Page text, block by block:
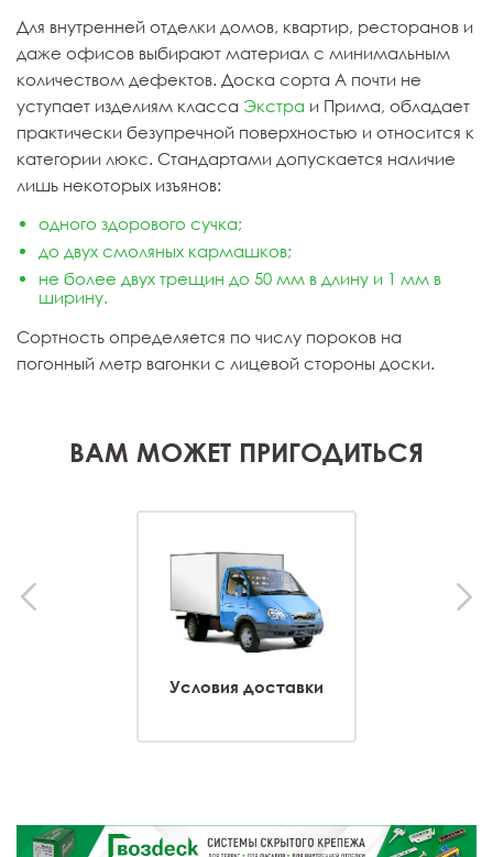
Для внутренней отделки домов, квартир, ресторанов и
даже офисов выбирают материал с минимальным
количеством дефектов. Доска сорта А почти не
уступает изделиям класса Экстра и Прима, обладает
практически безупречной поверхностью и относится к
категории люкс. Стандартами допускается наличие
лишь некоторых изъянов:
одного здорового сучка;
до двух смоляных кармашков;
не более двух трещин до 50 мм в длину и 1 мм в
ширину.
Сортность определяется по числу пороков на
погонный метр вагонки с лицевой стороны доски.
ВАМ МОЖЕТ ПРИГОДИТЬСЯ
Условия доставки